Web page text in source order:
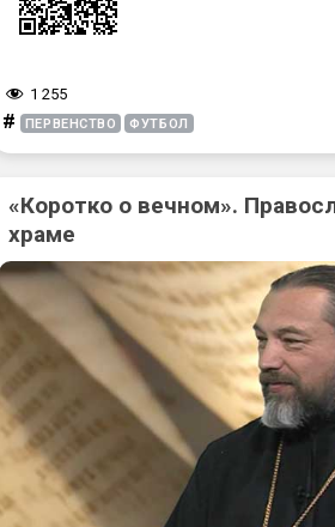
1 255
# ПЕРВЕНСТВО ФУТБОЛ
«Коротко о вечном».
храме